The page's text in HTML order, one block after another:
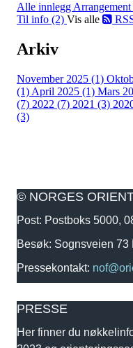
Alle innlegg
Til info (2) Vis alle
Arkiv
November 2025 (1)
(1) April 2025 (1) Mars
(7) 2022 (7) 2021 (3)
(3)
© NORGES
Post: Postboks 5000,
Besøk: Sognsveien 73
Pressekontakt:
PRESSE
Her finner du